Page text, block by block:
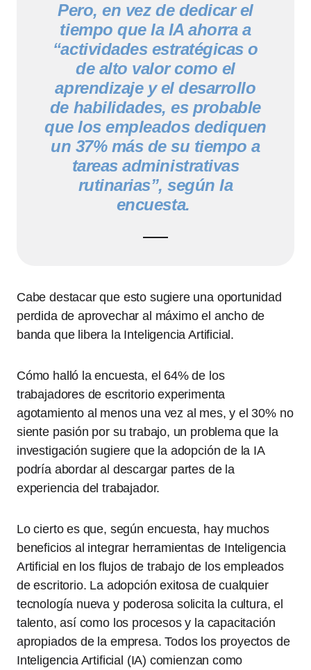
Pero, en vez de dedicar el
tiempo que la IA ahorra a
“actividades estratégicas o
de alto valor como el
aprendizaje y el desarrollo
de habilidades, es probable
que los empleados dediquen
un 37% más de su tiempo a
tareas administrativas
rutinarias”, según la
encuesta.
Cabe destacar que esto sugiere una oportunidad
perdida de aprovechar al máximo el ancho de
banda que libera la Inteligencia Artificial.
Cómo halló la encuesta, el 64% de los
trabajadores de escritorio experimenta
agotamiento al menos una vez al mes, y el 30% no
siente pasión por su trabajo, un problema que la
investigación sugiere que la adopción de la IA
podría abordar al descargar partes de la
experiencia del trabajador.
Lo cierto es que, según encuesta, hay muchos
beneficios al integrar herramientas de Inteligencia
Artificial en los flujos de trabajo de los empleados
de escritorio. La adopción exitosa de cualquier
tecnología nueva y poderosa solicita la cultura, el
talento, así como los procesos y la capacitación
apropiados de la empresa. Todos los proyectos de
Inteligencia Artificial (IA) comienzan como